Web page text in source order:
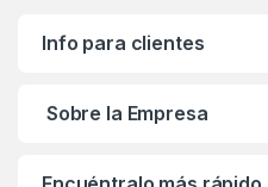
Info para clientes
Sobre la Empresa